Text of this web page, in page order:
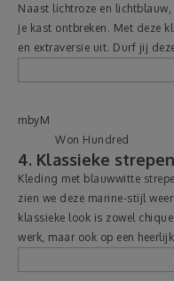
Naast lichtroze en
je kast ontbreken. Met deze
en extraversie uit. Durf jij
mbyM
Won Hundred
4. Klassieke strepen
Kleding met blauwwitte
zien we deze marine-stijl
klassieke look is zowel
werk, maar ook op een